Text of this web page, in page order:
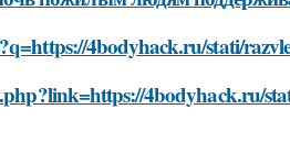
4bodyhack.ru/stati/
4bodyhack.ru/